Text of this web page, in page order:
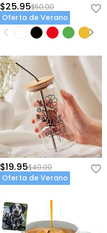
$25.95$50.00
Oferta de Verano
$19.95$40.00
Oferta de Verano